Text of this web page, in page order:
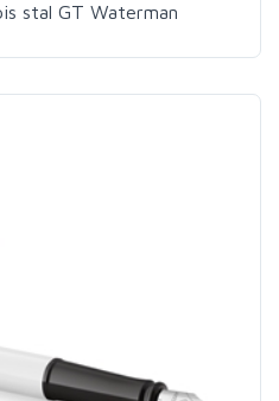
stal GT Waterman